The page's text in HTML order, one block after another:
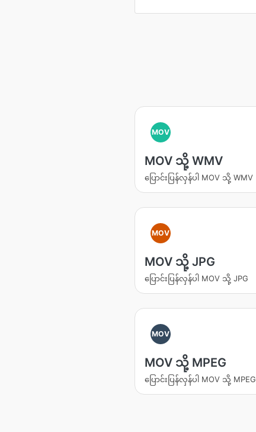
MOV
MOV သို့ WMV
ပြောင်းပြန်လှန်ပါ MOV သို့ WMV
MOV
MOV သို့ JPG
ပြောင်းပြန်လှန်ပါ MOV သို့ JPG
MOV
MOV သို့ MPEG
ပြောင်းပြန်လှန်ပါ MOV သို့ MPEG